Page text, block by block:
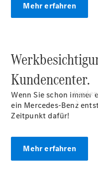
Kaufen
Mehr erfahren
Kundencenter.
Wenn Sie schon immer
ein Mercedes-Benz
Zeitpunkt dafür!
Mehr erfahren